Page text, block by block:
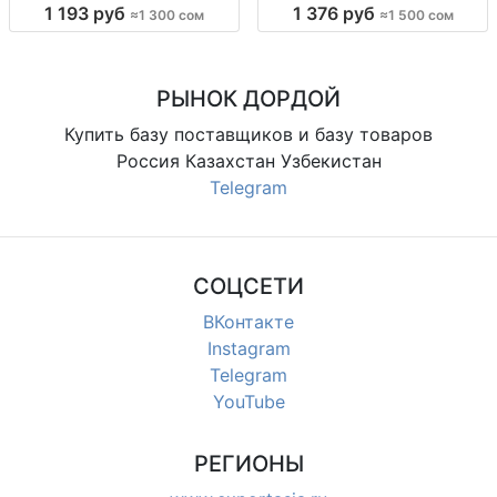
1 193 руб ≈1 300 сом 1 376 руб ≈1 500 сом
РЫНОК ДОРДОЙ
Купить базу поставщиков и базу товаров
Россия Казахстан Узбекистан
Telegram
СОЦСЕТИ
ВКонтакте
Instagram
Telegram
YouTube
РЕГИОНЫ